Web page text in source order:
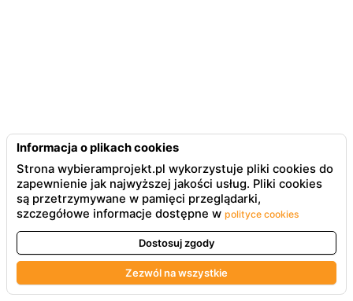
Informacja o plikach cookies
Strona wybieramprojekt.pl wykorzystuje pliki cookies do
zapewnienie jak najwyższej jakości usług. Pliki cookies
są przetrzymywane w pamięci przeglądarki,
szczegółowe informacje dostępne w polityce cookies
Dostosuj zgody
Zezwól na wszystkie